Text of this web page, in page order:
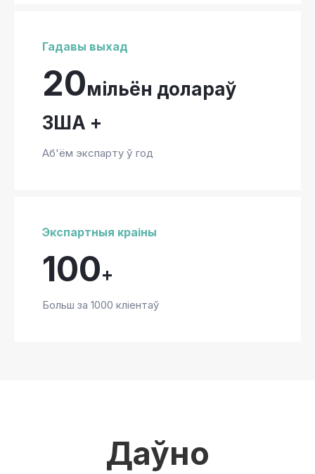
Гадавы выхад
20мільён долараў
ЗША +
Аб'ём экспарту ў год
Экспартныя краіны
100+
Больш за 1000 кліентаў
Даўно